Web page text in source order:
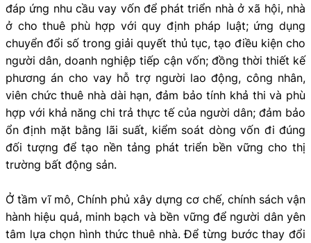
đáp ứng nhu cầu vay vốn để phát triển nhà ở xã hội, nhà
ở cho thuê phù hợp với quy định pháp luật; ứng dụng
chuyển đổi số trong giải quyết thủ tục, tạo điều kiện cho
người dân, doanh nghiệp tiếp cận vốn; đồng thời thiết kế
phương án cho vay hỗ trợ người lao động, công nhân,
viên chức thuê nhà dài hạn, đảm bảo tính khả thi và phù
hợp với khả năng chi trả thực tế của người dân; đảm bảo
ổn định mặt bằng lãi suất, kiểm soát dòng vốn đi đúng
đối tượng để tạo nền tảng phát triển bền vững cho thị
trường bất động sản.
Ở tầm vĩ mô, Chính phủ xây dựng cơ chế, chính sách vận
hành hiệu quả, minh bạch và bền vững để người dân yên
tâm lựa chọn hình thức thuê nhà. Để từng bước thay đổi